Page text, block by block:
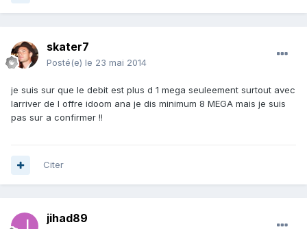
skater7
Posté(e) le 23 mai 2014
je suis sur que le debit est plus d 1 mega seuleement surtout avec
larriver de l offre idoom ana je dis minimum 8 MEGA mais je suis
pas sur a confirmer !!
Citer
jihad89